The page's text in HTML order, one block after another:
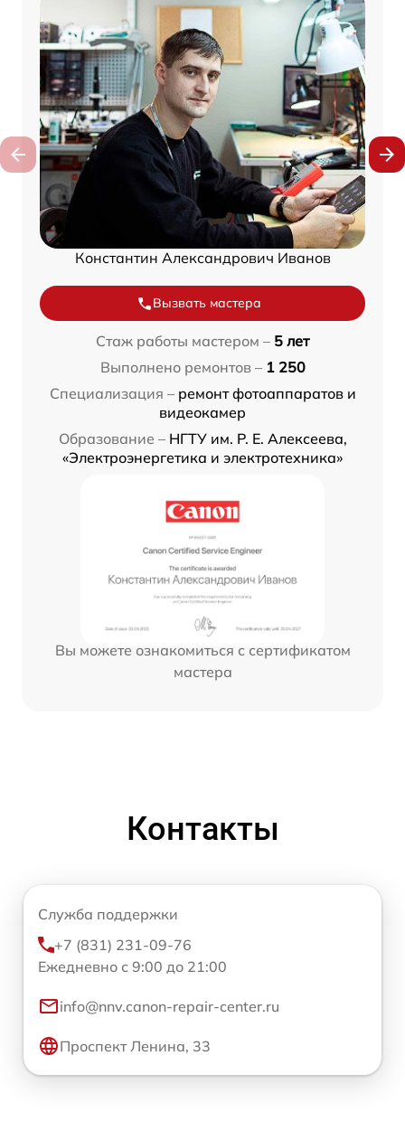
Константин Александрович Иванов
Вызвать мастера
Стаж работы мастером – 5 лет
Выполнено ремонтов – 1 250
Специализация – ремонт фотоаппаратов и
видеокамер
Образование – НГТУ им. Р. Е. Алексеева,
«Электроэнергетика и электротехника»
Вы можете ознакомиться с сертификатом
мастера
Контакты
Служба поддержки
+7 (831) 231-09-76
Ежедневно с 9:00 до 21:00
info@nnv.canon-repair-center.ru
Проспект Ленина, 33